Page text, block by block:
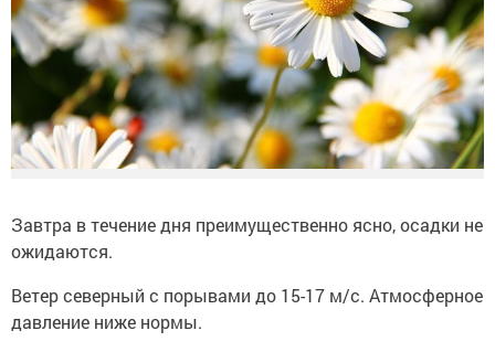
Завтра в течение дня преимущественно ясно, осадки не
ожидаются.
Ветер северный с порывами до 15-17 м/с. Атмосферное
давление ниже нормы.